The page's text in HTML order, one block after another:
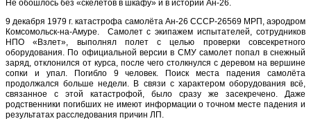
Не обошлось без «скелетов в шкафу» и в истории Ан-26.
9 декабря 1979 г. катастрофа самолёта Ан-26 СССР-26569 МРП, аэродром
Комсомольск-на-Амуре. Самолет с экипажем испытателей, сотрудников
НПО «Взлет», выполнял полет с целью проверки совсекретного
оборудования. По официальной версии в СМУ самолет попал в снежный
заряд, отклонился от курса, после чего столкнулся с деревом на вершине
сопки и упал. Погибло 9 человек. Поиск места падения самолёта
продолжался больше недели. В связи с характером оборудования всё,
связанное с этой катастрофой, было сразу же засекречено. Даже
родственники погибших не имеют информации о точном месте падения и
результатах расследования причин ЛП.